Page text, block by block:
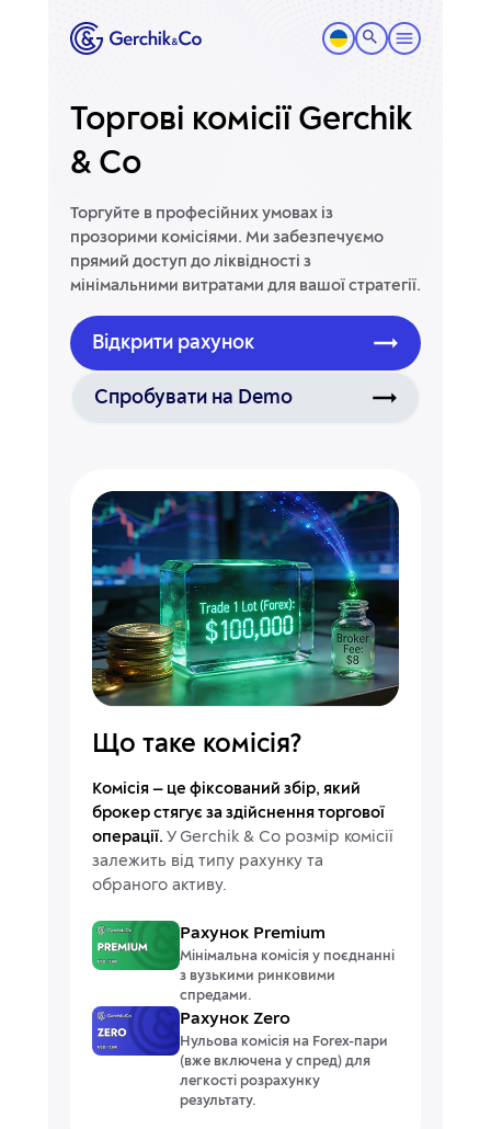
Торгові комісії Gerchik
& Co
Торгуйте в професійних умовах із
прозорими комісіями. Ми забезпечуємо
прямий доступ до ліквідності з
мінімальними витратами для вашої стратегії.
Відкрити рахунок
Спробувати на Demo
Що таке комісія?
Комісія — це фіксований збір, який
брокер стягує за здійснення торгової
операції. У Gerchik & Co розмір комісії
залежить від типу рахунку та
обраного активу.
Рахунок Premium
Мінімальна комісія у поєднанні
з вузькими ринковими
спредами.
Рахунок Zero
Нульова комісія на Forex-пари
(вже включена у спред) для
легкості розрахунку
результату.